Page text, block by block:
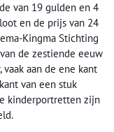
van 19 gulden en 4
en de prijs van 24
Kingma Stichting
de zestiende eeuw
aan de ene kant
van een stuk
kinderportretten zijn